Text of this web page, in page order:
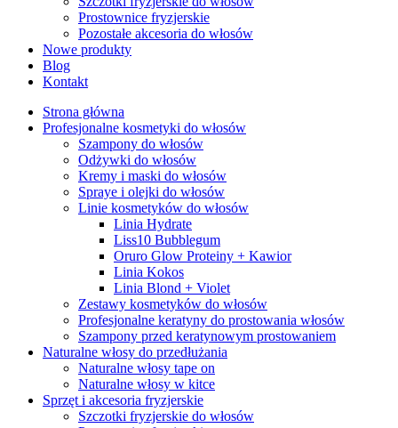
Prostownice fryzjerskie
Pozostałe akcesoria do włosów
Nowe produkty
Blog
Kontakt
Strona główna
Profesjonalne kosmetyki do włosów
Szampony do włosów
Odżywki do włosów
Kremy i maski do włosów
Spraye i olejki do włosów
Linie kosmetyków do włosów
Linia Hydrate
Liss10 Bubblegum
Oruro Glow Proteiny + Kawior
Linia Kokos
Linia Blond + Violet
Zestawy kosmetyków do włosów
Profesjonalne keratyny do prostowania włosów
Szampony przed keratynowym prostowaniem
Naturalne włosy do przedłużania
Naturalne włosy tape on
Naturalne włosy w kitce
Sprzęt i akcesoria fryzjerskie
Szczotki fryzjerskie do włosów